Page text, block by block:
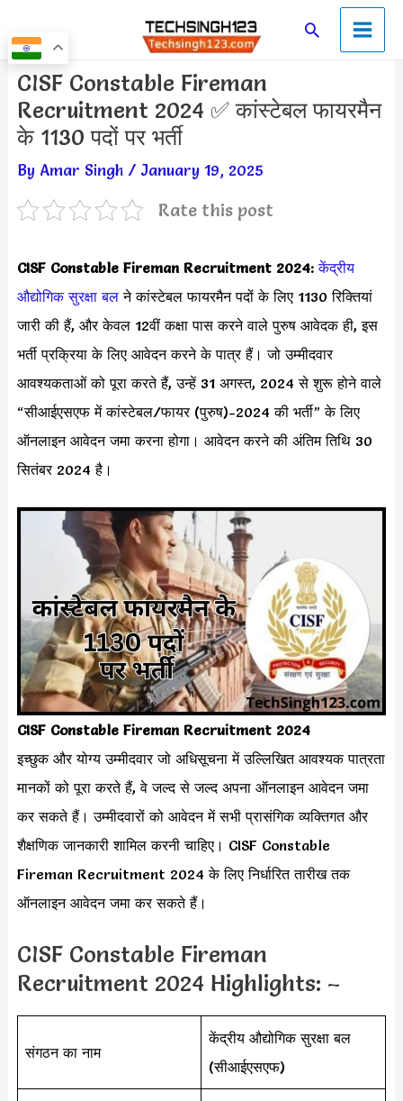
to
content
SearchMain
Menu
CISF Constable Fireman
Recruitment 2024 ✅ कांस्टेबल फायरमैन
के 1130 पदों पर भर्ती
By Amar Singh / January 19, 2025
Rate this post
CISF Constable Fireman Recruitment 2024: केंद्रीय
औद्योगिक सुरक्षा बलने कांस्टेबल फायरमैन पदों के लिए 1130 रिक्तियां
जारी की हैं, और केवल 12वीं कक्षा पास करने वाले पुरुष आवेदक ही, इस
भर्ती प्रक्रिया के लिए आवेदन करने के पात्र हैं। जो उम्मीदवार
आवश्यकताओं को पूरा करते हैं, उन्हें 31 अगस्त, 2024 से शुरू होने वाले
“सीआईएसएफ में कांस्टेबल/फायर (पुरुष)-2024 की भर्ती” के लिए
ऑनलाइन आवेदन जमा करना होगा। आवेदन करने की अंतिम तिथि 30
सितंबर 2024 है।
CISF Constable Fireman Recruitment 2024
इच्छुक और योग्य उम्मीदवार जो अधिसूचना में उल्लिखित आवश्यक पात्रता
मानकों को पूरा करते हैं, वे जल्द से जल्द अपना ऑनलाइन आवेदन जमा
कर सकते हैं। उम्मीदवारों को आवेदन में सभी प्रासंगिक व्यक्तिगत और
शैक्षणिक जानकारी शामिल करनी चाहिए। CISF Constable
Fireman Recruitment 2024 के लिए निर्धारित तारीख तक
ऑनलाइन आवेदन जमा कर सकते हैं।
CISF Constable Fireman
Recruitment 2024 Highlights: –
संगठन का नाम
केंद्रीय औद्योगिक सुरक्षा बल
(सीआईएसएफ)
Post
navigation